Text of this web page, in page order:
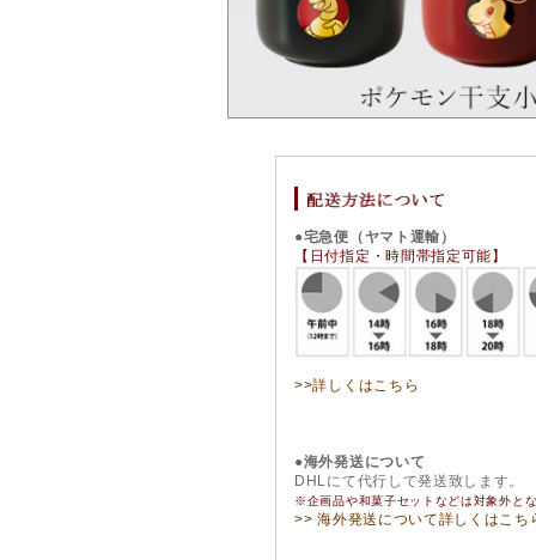
●宅急便（ヤマト運輸）
【日付指定・時間帯指定可能】
>>詳しくはこちら
●海外発送について
DHLにて代行して発送致します。
※企画品や和菓子セットなどは対象外と
>> 海外発送について詳しくはこち